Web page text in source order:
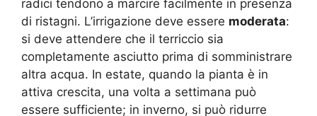
radici tendono a marcire facilmente in presenza
di ristagni. L’irrigazione deve essere moderata:
si deve attendere che il terriccio sia
completamente asciutto prima di somministrare
altra acqua. In estate, quando la pianta è in
attiva crescita, una volta a settimana può
essere sufficiente; in inverno, si può ridurre